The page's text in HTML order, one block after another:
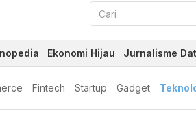
Ekonomi Hijau Jurnalisme
Fintech Startup Gadget